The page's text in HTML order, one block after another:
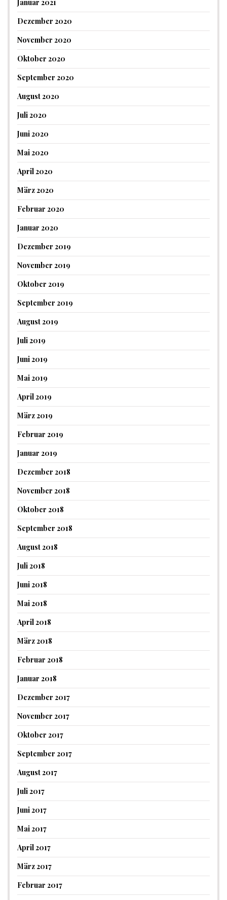
Januar 2021
Dezember 2020
November 2020
Oktober 2020
September 2020
August 2020
Juli 2020
Juni 2020
Mai 2020
April 2020
März 2020
Februar 2020
Januar 2020
Dezember 2019
November 2019
Oktober 2019
September 2019
August 2019
Juli 2019
Juni 2019
Mai 2019
April 2019
März 2019
Februar 2019
Januar 2019
Dezember 2018
November 2018
Oktober 2018
September 2018
August 2018
Juli 2018
Juni 2018
Mai 2018
April 2018
März 2018
Februar 2018
Januar 2018
Dezember 2017
November 2017
Oktober 2017
September 2017
August 2017
Juli 2017
Juni 2017
Mai 2017
April 2017
März 2017
Februar 2017